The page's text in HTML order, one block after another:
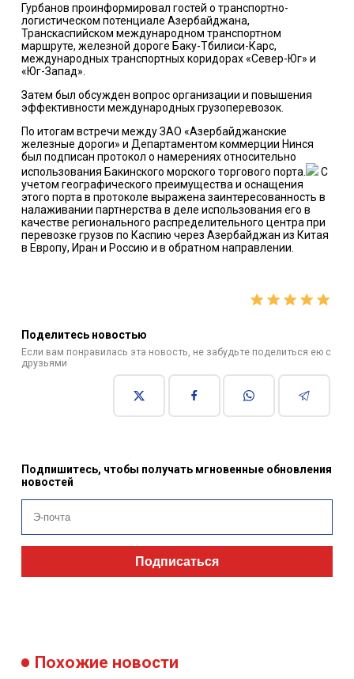
Гурбанов проинформировал гостей о транспортно-
логистическом потенциале Азербайджана,
Транскаспийском международном транспортном
маршруте, железной дороге Баку-Тбилиси-Карс,
международных транспортных коридорах «Север-Юг» и
«Юг-Запад».
Затем был обсужден вопрос организации и повышения
эффективности международных грузоперевозок.
По итогам встречи между ЗАО «Азербайджанские
железные дороги» и Департаментом коммерции Нинся
был подписан протокол о намерениях относительно
использования Бакинского морского торгового порта.
С
учетом географического преимущества и оснащения
этого порта в протоколе выражена заинтересованность в
налаживании партнерства в деле использования его в
качестве регионального распределительного центра при
перевозке грузов по Каспию через Азербайджан из Китая
в Европу, Иран и Россию и в обратном направлении.
Поделитесь новостью
Если вам понравилась эта новость, не забудьте поделиться ею с
друзьями
Подпишитесь, чтобы получать мгновенные обновления
новостей
Подписаться
Похожие новости